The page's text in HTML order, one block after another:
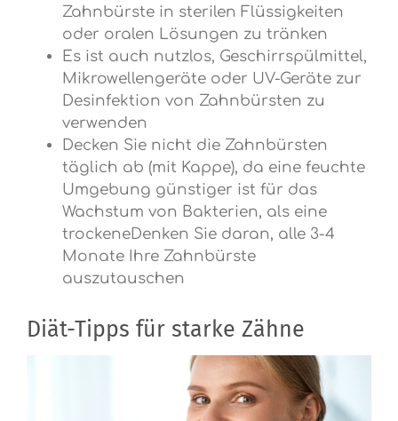
Zahnbürste in sterilen Flüssigkeiten
oder oralen Lösungen zu tränken
Es ist auch nutzlos, Geschirrspülmittel,
Mikrowellengeräte oder UV-Geräte zur
Desinfektion von Zahnbürsten zu
verwenden
Decken Sie nicht die Zahnbürsten
täglich ab (mit Kappe), da eine feuchte
Umgebung günstiger ist für das
Wachstum von Bakterien, als eine
trockeneDenken Sie daran, alle 3-4
Monate Ihre Zahnbürste
auszutauschen
Diät-Tipps für starke Zähne